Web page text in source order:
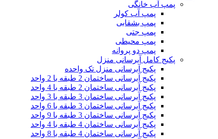
پمپ
پمپ آب خانگی
پمپ آب کولر
پمپ بشقابی
پمپ جتی
پمپ محیطی
پمپ دو پروانه
پکیج کامل آبرسانی منزل
پکیج آبرسانی منزل تک واحده
پکیج آبرسانی ساختمان 2 طبقه با 2 واحد
پکیج آبرسانی ساختمان 2 طبقه با 4 واحد
پکیج آبرسانی ساختمان 3 طبقه با 3 واحد
پکیج آبرسانی ساختمان 3 طبقه با 6 واحد
پکیج آبرسانی ساختمان 3 طبقه با 9 واحد
پکیج آبرسانی ساختمان 4 طبقه با 4 واحد